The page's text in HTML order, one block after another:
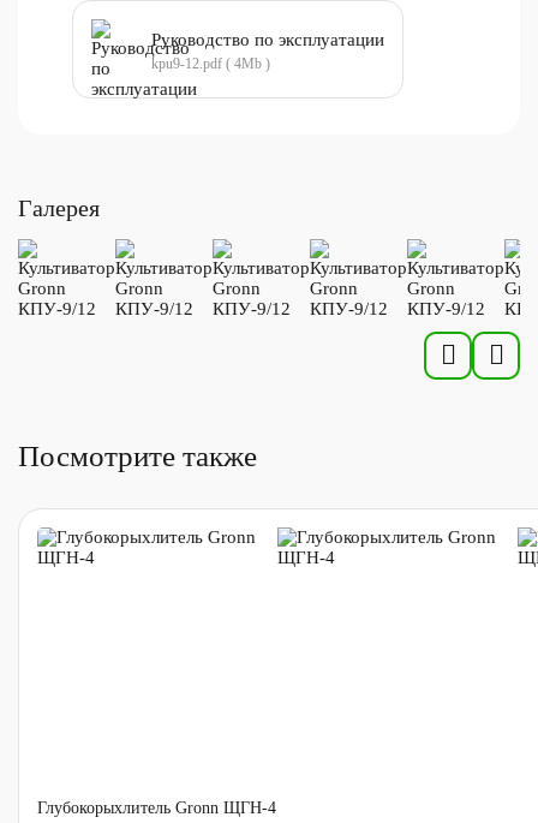
Руководство по эксплуатации
kpu9-12.pdf ( 4Mb )
Галерея
Посмотрите также
Глубокорыхлитель Gronn ЩГН-4